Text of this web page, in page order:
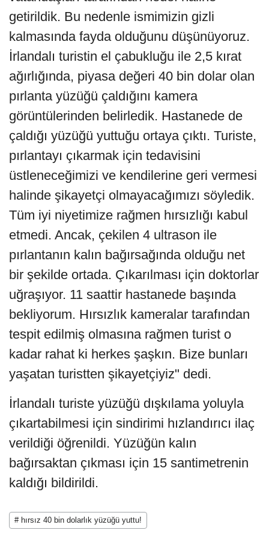
getirildik. Bu nedenle ismimizin gizli
kalmasında fayda olduğunu düşünüyoruz.
İrlandalı turistin el çabukluğu ile 2,5 kırat
ağırlığında, piyasa değeri 40 bin dolar olan
pırlanta yüzüğü çaldığını kamera
görüntülerinden belirledik. Hastanede de
çaldığı yüzüğü yuttuğu ortaya çıktı. Turiste,
pırlantayı çıkarmak için tedavisini
üstleneceğimizi ve kendilerine geri vermesi
halinde şikayetçi olmayacağımızı söyledik.
Tüm iyi niyetimize rağmen hırsızlığı kabul
etmedi. Ancak, çekilen 4 ultrason ile
pırlantanın kalın bağırsağında olduğu net
bir şekilde ortada. Çıkarılması için doktorlar
uğraşıyor. 11 saattir hastanede başında
bekliyorum. Hırsızlık kameralar tarafından
tespit edilmiş olmasına rağmen turist o
kadar rahat ki herkes şaşkın. Bize bunları
yaşatan turistten şikayetçiyiz" dedi.
İrlandalı turiste yüzüğü dışkılama yoluyla
çıkartabilmesi için sindirimi hızlandırıcı ilaç
verildiği öğrenildi. Yüzüğün kalın
bağırsaktan çıkması için 15 santimetrenin
kaldığı bildirildi.
# hırsız 40 bin dolarlık yüzüğü yuttu!